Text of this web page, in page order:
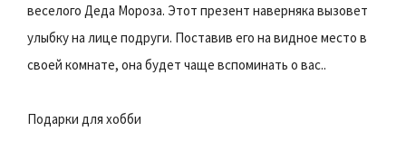
веселого Деда Мороза. Этот презент наверняка вызовет
улыбку на лице подруги. Поставив его на видное место в
своей комнате, она будет чаще вспоминать о вас..
Подарки для хобби